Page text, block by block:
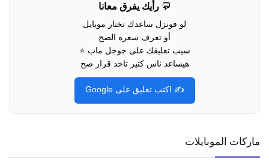
💬رأيك يفرق معانا
لو فونزل ساعدك تختار موبايل
أو تعرف سعره الصح
سيب تعليقك على جوجل ماب ⭐
هيساعد ناس كتير تاخد قرار صح
✍️ اكتب تعليق على Google
ماركات الموبايلات